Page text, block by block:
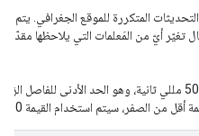
على 0 إلى إيقاف التحديثات المتكررة للموقع الجغرافي. يتم
تغيّر أيّ من المَعلمات التي يلاحظها مقدّم
الفاصل الزمني التلقائي للاستطلاع هو 5000 مللي ثانية، وهو الحد الأدنى للفاصل
من الصفر، سيتم استخدام القيمة 5000.